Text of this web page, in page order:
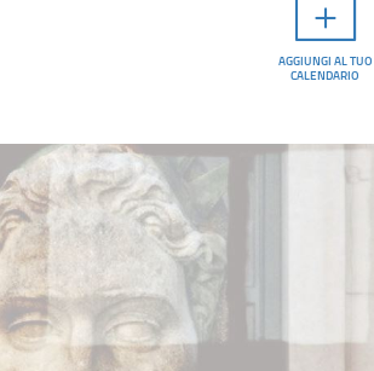
AGGIUNGI AL TUO
CALENDARIO